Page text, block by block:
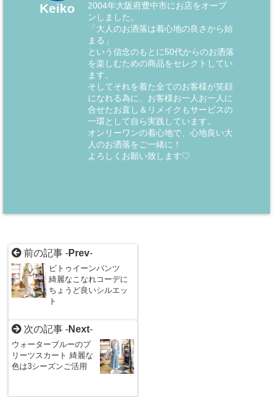
Keiko
2004年大阪府豊中市にお店をオープ
ンしました。
「大人のお洒落は着心地の良さから始
まる」
という信念のもとに50代からのお洒落
を楽しむための商品をセレクトしてい
ます。
そしてそれを着た全てのお客様が笑顔
になれる為に、お客様お一人お一人に
合せたお直し＆リメイクもサービスの
一環として自ら実践しています。
オンリーワンの着心地で、心地良い大
人のお洒落をご一緒に！
よろしくお願い致します♡
前の記事 -Prev-
ビトゥイーンパンツ
綺麗なこなれコーデに
ちょうど良いシルエッ
ト
次の記事 -Next-
ウォーターブルーのプ
リーツスカート 綺麗な
色は3シーズンご活用